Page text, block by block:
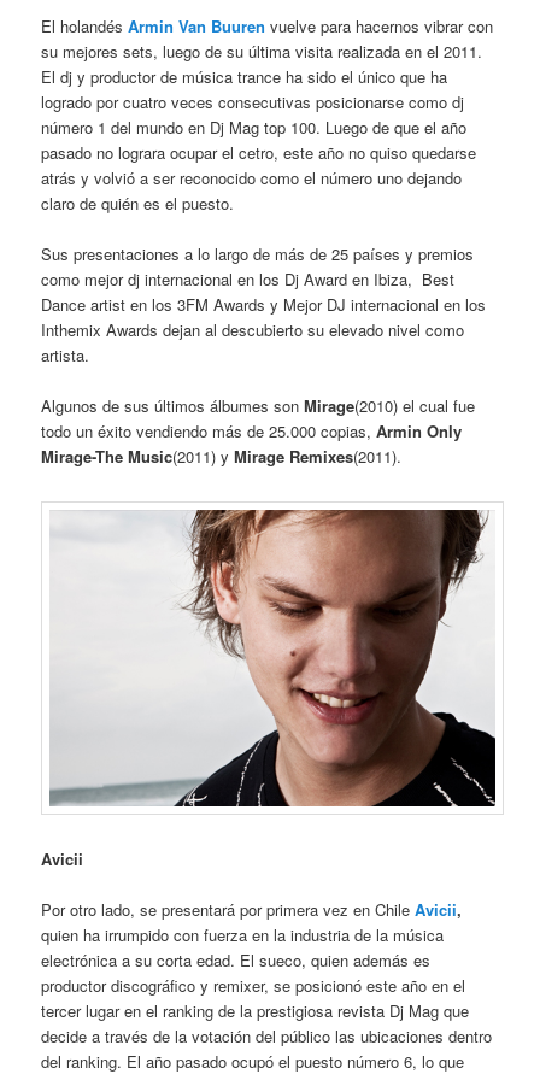
El holandésArmin Van Buuren vuelve para hacernos vibrar con
su mejores sets, luego de su última visita realizada en el 2011.
El dj y productor de música trance ha sido el único que ha
logrado por cuatro veces consecutivas posicionarse como dj
número 1 del mundo en Dj Mag top 100. Luego de que el año
pasado no lograra ocupar el cetro, este año no quiso quedarse
atrás y volvió a ser reconocido como el número uno dejando
claro de quién es el puesto.
Sus presentaciones a lo largo de más de 25 países y premios
como mejor dj internacional en los Dj Award en Ibiza, Best
Dance artist en los 3FM Awards y Mejor DJ internacional en los
Inthemix Awards dejan al descubierto su elevado nivel como
artista.
Algunos de sus últimos álbumes sonMirage(2010) el cual fue
todo un éxito vendiendo más de 25.000 copias,Armin Only
Mirage-The Music(2011) yMirage Remixes(2011).
Avicii
Por otro lado, se presentará por primera vez en ChileAvicii,
quien ha irrumpido con fuerza en la industria de la música
electrónica a su corta edad. El sueco, quien además es
productor discográfico y remixer, se posicionó este año en el
tercer lugar en el ranking de la prestigiosa revista Dj Mag que
decide a través de la votación del público las ubicaciones dentro
del ranking. El año pasado ocupó el puesto número 6, lo que